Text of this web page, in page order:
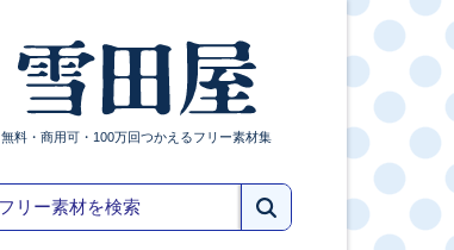
無料・商用可・100万回つかえるフリー素材集